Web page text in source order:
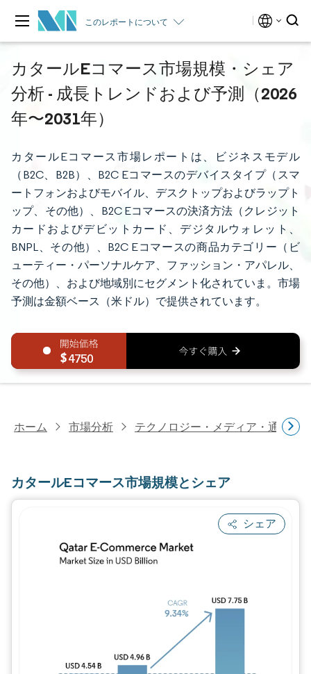
このレポートについて
カタールEコマース市場規模・シェア
分析 - 成長トレンドおよび予測（2026
年〜2031年）
カタールEコマース市場レポートは、ビジネスモデル
（B2C、B2B）、B2C Eコマースのデバイスタイプ（スマ
ートフォンおよびモバイル、デスクトップおよびラップト
ップ、その他）、B2C Eコマースの決済方法（クレジット
カードおよびデビットカード、デジタルウォレット、
BNPL、その他）、B2C Eコマースの商品カテゴリー（ビ
ューティー・パーソナルケア、ファッション・アパレル、
その他）、および地域別にセグメント化されていま。市場
予測は金額ベース（米ドル）で提供されています。
4750
ホーム 市場分析 テクノロジー・メディア・通信研
カタールEコマース市場規模とシェア
シェア